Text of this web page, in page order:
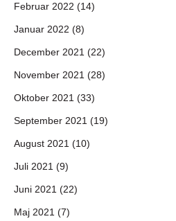
Februar 2022 (14)
Januar 2022 (8)
December 2021 (22)
November 2021 (28)
Oktober 2021 (33)
September 2021 (19)
August 2021 (10)
Juli 2021 (9)
Juni 2021 (22)
Maj 2021 (7)